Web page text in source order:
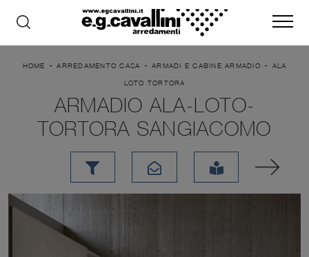
HOME -ARREDAMENTO CASA -ARMADI E CABINE ARMADIO - ALA
LOTO TORTORA
ARMADIO ALA-LOTO-
TORTORA SANGIACOMO